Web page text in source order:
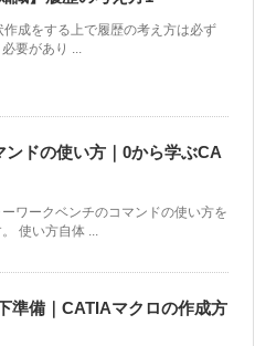
作成をする上で履歴の考え方は必ず
要があり ...
ドの使い方｜0から学ぶCA
ワークベンチのコマンドの使い方を
使い方自体 ...
準備｜CATIAマクロの作成方